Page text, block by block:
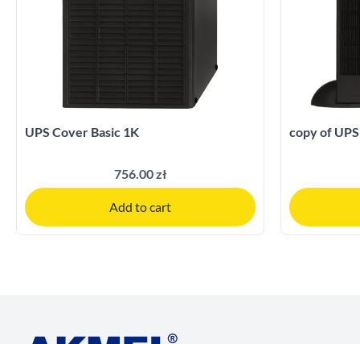
UPS Cover Basic 1K
756.00 zł
Add to cart
copy of